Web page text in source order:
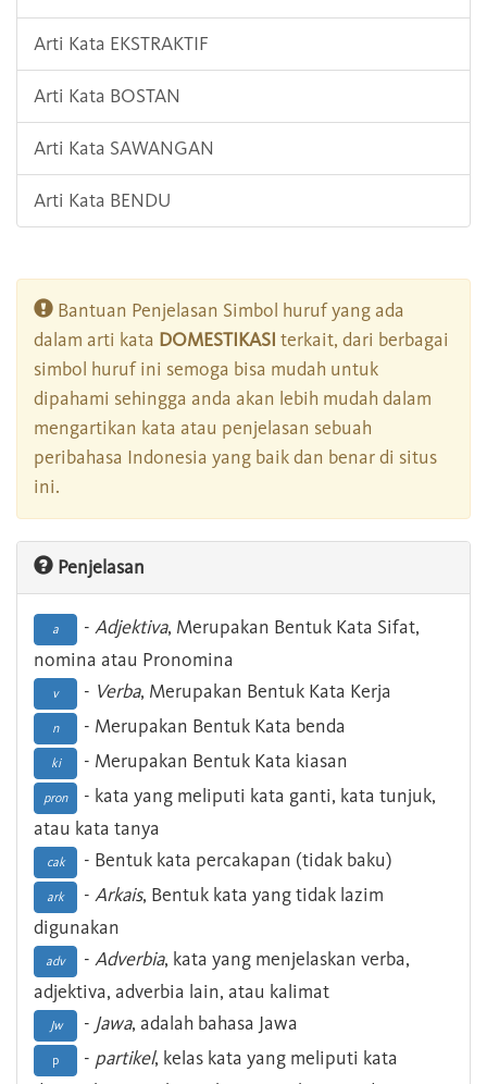
Arti Kata EKSTRAKTIF
Arti Kata BOSTAN
Arti Kata SAWANGAN
Arti Kata BENDU
Bantuan Penjelasan Simbol huruf yang ada
dalam arti kata DOMESTIKASI terkait, dari berbagai
simbol huruf ini semoga bisa mudah untuk
dipahami sehingga anda akan lebih mudah dalam
mengartikan kata atau penjelasan sebuah
peribahasa Indonesia yang baik dan benar di situs
ini.
Penjelasan
a - Adjektiva, Merupakan Bentuk Kata Sifat,
nomina atau Pronomina
v - Verba, Merupakan Bentuk Kata Kerja
n - Merupakan Bentuk Kata benda
ki - Merupakan Bentuk Kata kiasan
pron
- kata yang meliputi kata ganti, kata tunjuk,
atau kata tanya
cak - Bentuk kata percakapan (tidak baku)
ark - Arkais, Bentuk kata yang tidak lazim
digunakan
adv - Adverbia, kata yang menjelaskan verba,
adjektiva, adverbia lain, atau kalimat
Jw - Jawa, adalah bahasa Jawa
p - partikel, kelas kata yang meliputi kata